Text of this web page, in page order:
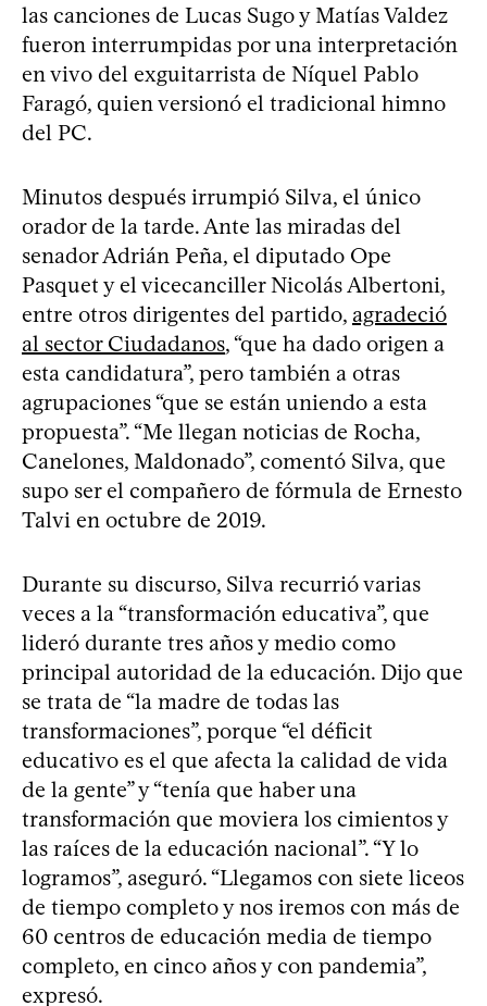
las canciones de Lucas Sugo y Matías Valdez
fueron interrumpidas por una interpretación
en vivo del exguitarrista de Níquel Pablo
Faragó, quien versionó el tradicional himno
del PC.
Minutos después irrumpió Silva, el único
orador de la tarde. Ante las miradas del
senador Adrián Peña, el diputado Ope
Pasquet y el vicecanciller Nicolás Albertoni,
entre otros dirigentes del partido, agradeció
al sector Ciudadanos, “que ha dado origen a
esta candidatura”, pero también a otras
agrupaciones “que se están uniendo a esta
propuesta”. “Me llegan noticias de Rocha,
Canelones, Maldonado”, comentó Silva, que
supo ser el compañero de fórmula de Ernesto
Talvi en octubre de 2019.
Durante su discurso, Silva recurrió varias
veces a la “transformación educativa”, que
lideró durante tres años y medio como
principal autoridad de la educación. Dijo que
se trata de “la madre de todas las
transformaciones”, porque “el déficit
educativo es el que afecta la calidad de vida
de la gente” y “tenía que haber una
transformación que moviera los cimientos y
las raíces de la educación nacional”. “Y lo
logramos”, aseguró. “Llegamos con siete liceos
de tiempo completo y nos iremos con más de
60 centros de educación media de tiempo
completo, en cinco años y con pandemia”,
expresó.